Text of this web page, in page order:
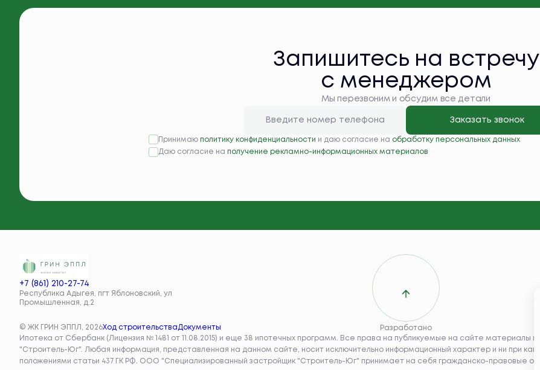
Запишитесь на встречу
с менеджером
Мы перезвоним и обсудим все детали
Заказать звонок
Принимаю политику конфиденциальности и даю согласие на обработку персональных данных
Даю согласие на
получение рекламно-информационных материалов
+7 (861) 210-27-74
Республика Адыгея, пгт Яблоновский, ул
Промышленная, д.2
© ЖК ГРИН ЭППЛ, 2026Ход строительстваДокументы Разработано